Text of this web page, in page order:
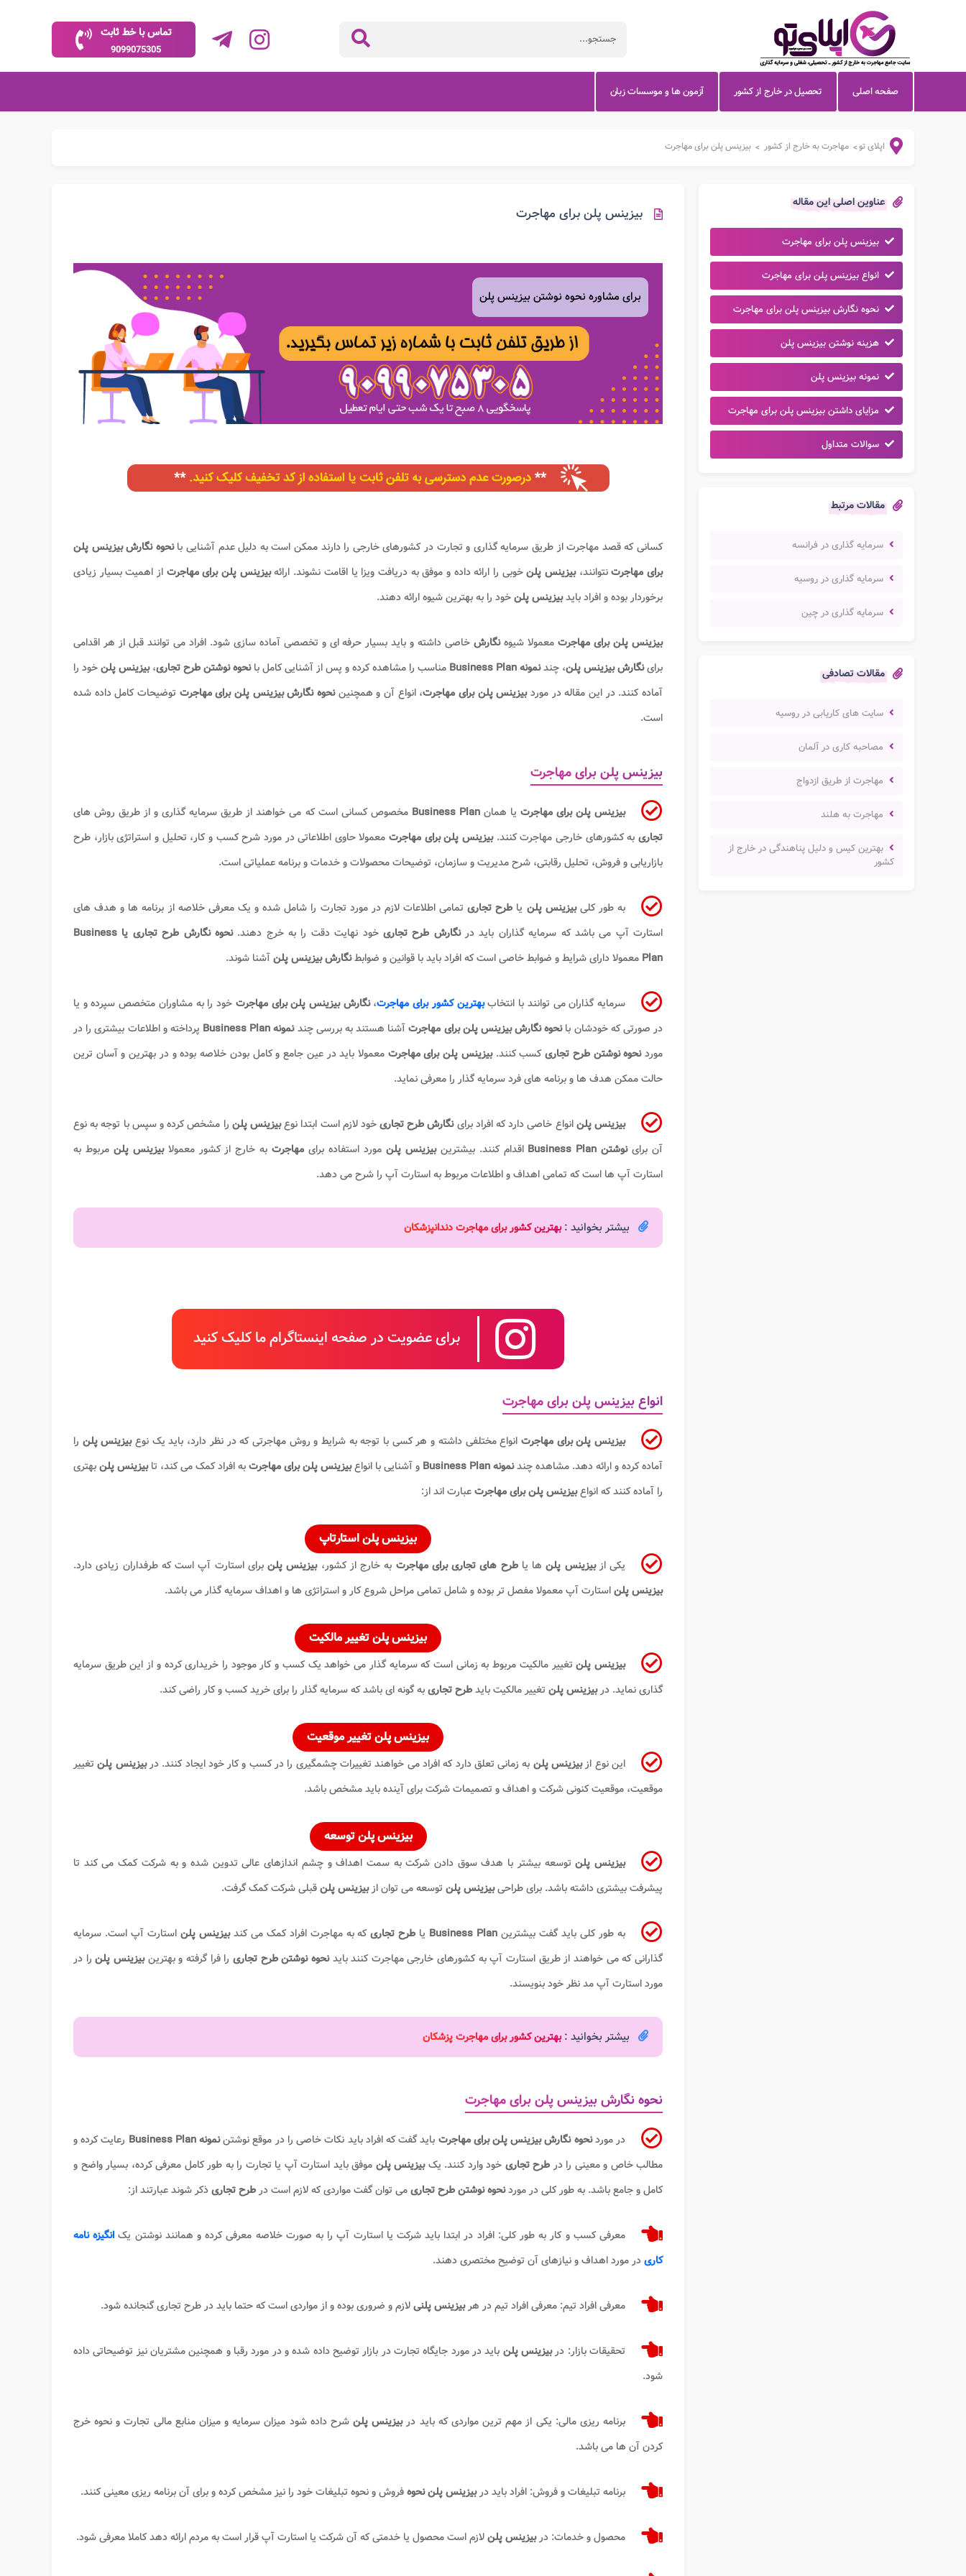
تماس با خط ثابت
9099075305
صفحه اصلی تحصیل در خارج از کشور آزمون ها و موسسات زبان
اپلای تو> مهاجرت به خارج از کشور > بیزینس پلن برای مهاجرت
عناوین اصلی این مقاله
بیزینس پلن برای مهاجرت
انواع بیزینس پلن برای مهاجرت
نحوه نگارش بیزینس پلن برای مهاجرت
هزینه نوشتن بیزینس پلن
نمونه بیزینس پلن
مزایای داشتن بیزینس پلن برای مهاجرت
سوالات متداول
مقالات مرتبط
سرمایه گذاری در فرانسه
سرمایه گذاری در روسیه
سرمایه گذاری در چین
مقالات تصادفی
سایت های کاریابی در روسیه
مصاحبه کاری در آلمان
مهاجرت از طریق ازدواج
مهاجرت به هلند
بهترین کیس و دلیل پناهندگی در خارج از
کشور
بیزینس پلن برای مهاجرت
برای مشاوره نحوه نوشتن بیزینس پلن
کسانی که قصد مهاجرت از طریق سرمایه گذاری و تجارت در کشورهای خارجی را دارند ممکن است به دلیل عدم آشنایی بانحوه نگارش بیزینس پلن
برای مهاجرتنتوانند،بیزینس پلنخوبی را ارائه داده و موفق به دریافت ویزا یا اقامت نشوند. ارائهبیزینس پلن برای مهاجرت از اهمیت بسیار زیادی
برخوردار بوده و افراد بایدبیزینس پلنخود را به بهترین شیوه ارائه دهند.
بیزینس پلن برای مهاجرتمعمولا شیوهنگارشخاصی داشته و باید بسیار حرفه ای و تخصصی آماده سازی شود. افراد می توانند قبل از هر اقدامی
براینگارش بیزینس پلن، چندنمونه Business Plan مناسب را مشاهده کرده و پس از آشنایی کامل بانحوه نوشتن طرح تجاری،بیزینس پلنخود را
آماده کنند. در این مقاله در موردبیزینس پلن برای مهاجرت، انواع آن و همچنیننحوه نگارش بیزینس پلن برای مهاجرت توضیحات کامل داده شده
است.
بیزینس پلن برای مهاجرت
بیزینس پلن برای مهاجرت یا همانBusiness Plan مخصوص کسانی است که می خواهند از طریق سرمایه گذاری و از طریق روش های
تجاریبه کشورهای خارجی مهاجرت کنند.بیزینس پلن برای مهاجرتمعمولا حاوی اطلاعاتی در مورد شرح کسب و کار، تحلیل و استراتژی بازار، طرح
بازاریابی و فروش، تحلیل رقابتی، شرح مدیریت و سازمان، توضیحات محصولات و خدمات و برنامه عملیاتی است.
به طور کلیبیزینس پلن یا طرح تجاریتمامی اطلاعات لازم در مورد تجارت را شامل شده و یک معرفی خلاصه از برنامه ها و هدف های
استارت آپ می باشد که سرمایه گذاران باید درنگارش طرح تجاری خود نهایت دقت را به خرج دهند.
نحوه نگارش طرح تجاری یا Business
Plan معمولا دارای شرایط و ضوابط خاصی است که افراد باید با قوانین و ضوابطنگارش بیزینس پلنآشنا شوند.
سرمایه گذاران می توانند با انتخاببهترین کشور برای مهاجرت،نگارش بیزینس پلن برای مهاجرت خود را به مشاوران متخصص سپرده و یا
در صورتی که خودشان بانحوه نگارش بیزینس پلن برای مهاجرتآشنا هستند به بررسی چندنمونه Business Plan
پرداخته و اطلاعات بیشتری را در
موردنحوه نوشتن طرح تجاریکسب کنند.بیزینس پلن برای مهاجرت معمولا باید در عین جامع و کامل بودن خلاصه بوده و در بهترین و آسان ترین
حالت ممکن هدف ها و برنامه های فرد سرمایه گذار را معرفی نماید.
بیزینس پلنانواع خاصی دارد که افراد براینگارش طرح تجاریخود لازم است ابتدا نوعبیزینس پلن را مشخص کرده و سپس با توجه به نوع
آن براینوشتن Business Plan اقدام کنند. بیشترینبیزینس پلن مورد استفاده برای مهاجرتبه خارج از کشور معمولابیزینس پلن مربوط به
استارت آپ ها است که تمامی اهداف و اطلاعات مربوط به استارت آپ را شرح می دهد.
بیشتر بخوانید : بهترین کشور برای مهاجرت دندانپزشکان
برای عضویت در صفحه اینستاگرام ما کلیک کنید
انواع بیزینس پلن برای مهاجرت
بیزینس پلن برای مهاجرت انواع مختلفی داشته و هر کسی با توجه به شرایط و روش مهاجرتی که در نظر دارد، باید یک نوعبیزینس پلن را
آماده کرده و ارائه دهد. مشاهده چندنمونه Business Plan و آشنایی با انواعبیزینس پلن برای مهاجرتبه افراد کمک می کند، تابیزینس پلنبهتری
را آماده کنند که انواعبیزینس پلن برای مهاجرتعبارت اند از:
بیزینس پلن استارتاپ
یکی ازبیزینس پلنها یاطرح های تجاری برای مهاجرت به خارج از کشور،بیزینس پلن برای استارت آپ است که طرفداران زیادی دارد.
بیزینس پلناستارت آپ معمولا مفصل تر بوده و شامل تمامی مراحل شروع کار و استراتژی ها و اهداف سرمایه گذار می باشد.
بیزینس پلن تغییر مالکیت
بیزینس پلنتغییر مالکیت مربوط به زمانی است که سرمایه گذار می خواهد یک کسب و کار موجود را خریداری کرده و از این طریق سرمایه
گذاری نماید. دربیزینس پلن تغییر مالکیت بایدطرح تجاریبه گونه ای باشد که سرمایه گذار را برای خرید کسب و کار راضی کند.
بیزینس پلن تغییر موقعیت
این نوع ازبیزینس پلن به زمانی تعلق دارد که افراد می خواهند تغییرات چشمگیری را در کسب و کار خود ایجاد کنند. دربیزینس پلنتغییر
موقعیت، موقعیت کنونی شرکت و اهداف و تصمیمات شرکت برای آینده باید مشخص باشد.
بیزینس پلن توسعه
بیزینس پلنتوسعه بیشتر با هدف سوق دادن شرکت به سمت اهداف و چشم اندازهای عالی تدوین شده و به شرکت کمک می کند تا
پیشرفت بیشتری داشته باشد. برای طراحیبیزینس پلن توسعه می توان ازبیزینس پلنقبلی شرکت کمک گرفت.
به طور کلی باید گفت بیشترین Business Plan یا طرح تجاریکه به مهاجرت افراد کمک می کندبیزینس پلن استارت آپ است. سرمایه
گذارانی که می خواهند از طریق استارت آپ به کشورهای خارجی مهاجرت کنند بایدنحوه نوشتن طرح تجاری را فرا گرفته و بهترینبیزینس پلنرا در
مورد استارت آپ مد نظر خود بنویسند.
بیشتر بخوانید : بهترین کشور برای مهاجرت پزشکان
نحوه نگارش بیزینس پلن برای مهاجرت
در موردنحوه نگارش بیزینس پلن برای مهاجرت باید گفت که افراد باید نکات خاصی را در موقع نوشتننمونه Business Plan
رعایت کرده و
مطالب خاص و معینی را در طرح تجاری خود وارد کنند. یکبیزینس پلن موفق باید استارت آپ یا تجارت را به طور کامل معرفی کرده، بسیار واضح و
کامل و جامع باشد. به طور کلی در موردنحوه نوشتن طرح تجاریمی توان گفت مواردی که لازم است درطرح تجاریذکر شوند عبارتند از:
معرفی کسب و کار به طور کلی: افراد در ابتدا باید شرکت یا استارت آپ را به صورت خلاصه معرفی کرده و همانند نوشتن یک انگیزه نامه
کاریدر مورد اهداف و نیازهای آن توضیح مختصری دهند.
معرفی افراد تیم: معرفی افراد تیم در هربیزینس پلنیلازم و ضروری بوده و از مواردی است که حتما باید در طرح تجاری گنجانده شود.
تحقیقات بازار: دربیزینس پلن باید در مورد جایگاه تجارت در بازار توضیح داده شده و در مورد رقبا و همچنین مشتریان نیز توضیحاتی داده
شود.
برنامه ریزی مالی: یکی از مهم ترین مواردی که باید دربیزینس پلنشرح داده شود میزان سرمایه و میزان منابع مالی تجارت و نحوه خرج
کردن آن ها می باشد.
برنامه تبلیغات و فروش: افراد باید دربیزینس پلننحوهفروش و نحوه تبلیغات خود را نیز مشخص کرده و برای آن برنامه ریزی معینی کنند.
محصول و خدمات: دربیزینس پلنلازم است محصول یا خدمتی که آن شرکت یا استارت آپ قرار است به مردم ارائه دهد کاملا معرفی شود.